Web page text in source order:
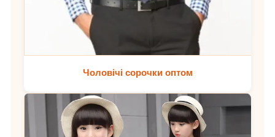
Чоловічі сорочки оптом